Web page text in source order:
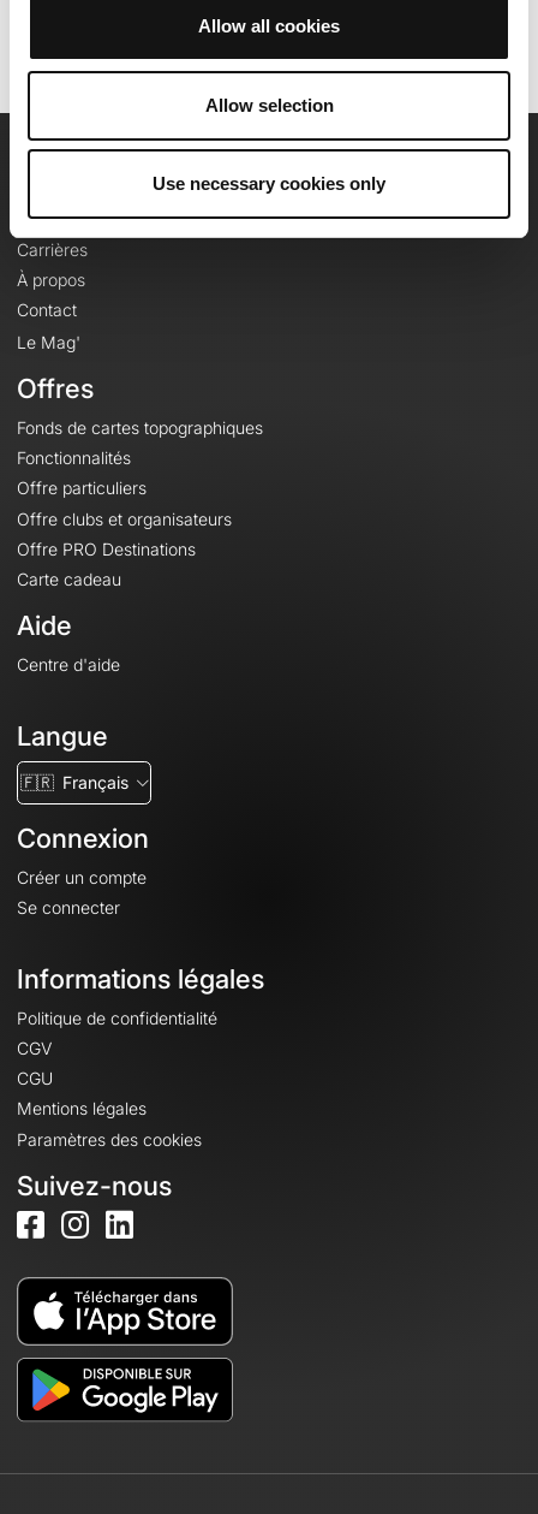
Allow all cookies
Allow selection
Use necessary cookies only
OpenRunner
Equipe
Carrières
À propos
Contact
Le Mag'
Offres
Fonds de cartes topographiques
Fonctionnalités
Offre particuliers
Offre clubs et organisateurs
Offre PRO Destinations
Carte cadeau
Aide
Centre d'aide
Langue
🇫🇷 Français
Connexion
Créer un compte
Se connecter
Informations légales
Politique de confidentialité
CGV
CGU
Mentions légales
Paramètres des cookies
Suivez-nous